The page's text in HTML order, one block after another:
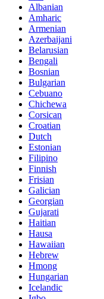
Albanian
Amharic
Armenian
Azerbaijani
Belarusian
Bengali
Bosnian
Bulgarian
Cebuano
Chichewa
Corsican
Croatian
Dutch
Estonian
Filipino
Finnish
Frisian
Galician
Georgian
Gujarati
Haitian
Hausa
Hawaiian
Hebrew
Hmong
Hungarian
Icelandic